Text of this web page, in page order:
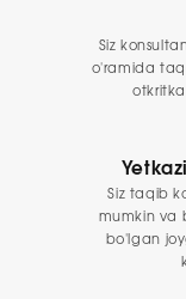
Siz
o'ramida
otkritka
Siz taqib
mumkin va
bo'lgan